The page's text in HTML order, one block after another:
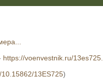
https://voenvestnik.ru/
13ES725)